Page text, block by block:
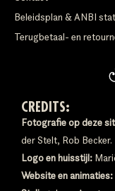
Beleidsplan & ANBI
Terugbetaal- en
CREDITS:
Fotografie op deze
der Stelt, Rob Becker.
Logo en huisstijl:
Website en animaties: